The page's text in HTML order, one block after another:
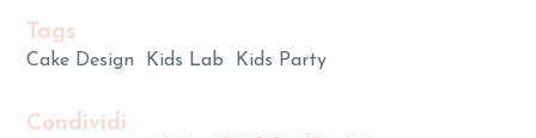
Tags
Cake Design Kids Lab Kids Party
Condividi